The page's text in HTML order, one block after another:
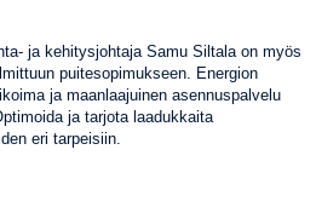
ja kehitysjohtaja Samu Siltala on myös
puitesopimukseen. Energion
ja maanlaajuinen asennuspalvelu
ja tarjota laadukkaita
eri tarpeisiin.